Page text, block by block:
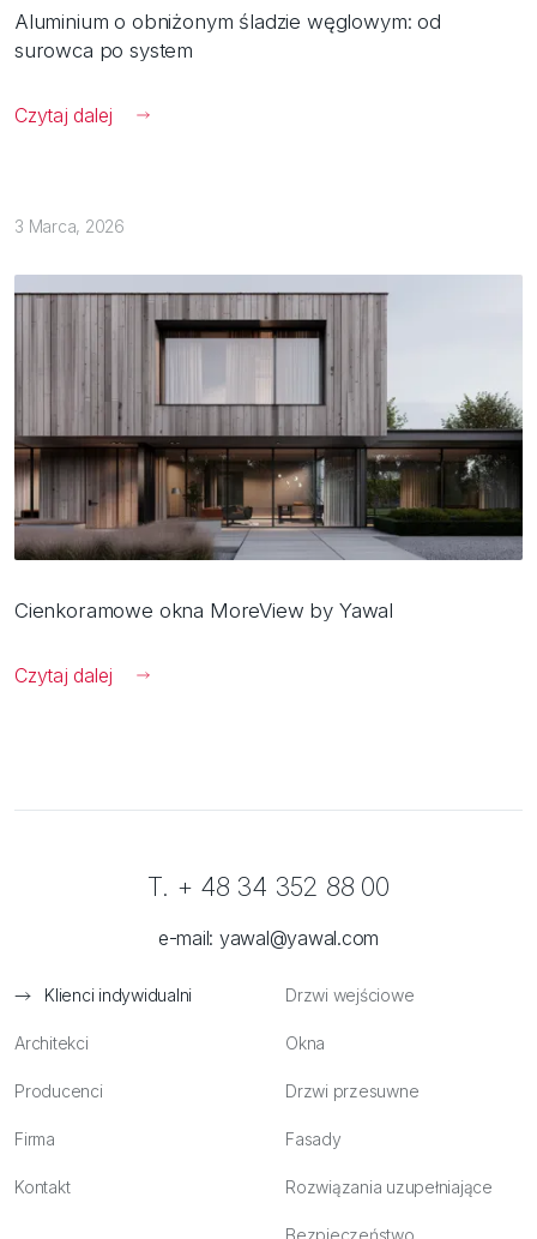
Aluminium o obniżonym śladzie węglowym: od
surowca po system
Czytaj dalej
3 Marca, 2026
Cienkoramowe okna MoreView by Yawal
Czytaj dalej
Klienci indywidualni
Architekci
Producenci
Firma
Kontakt
Drzwi wejściowe
Okna
Drzwi przesuwne
Fasady
Rozwiązania uzupełniające
T. + 48 34 352 88 00
e-mail: yawal@yawal.com